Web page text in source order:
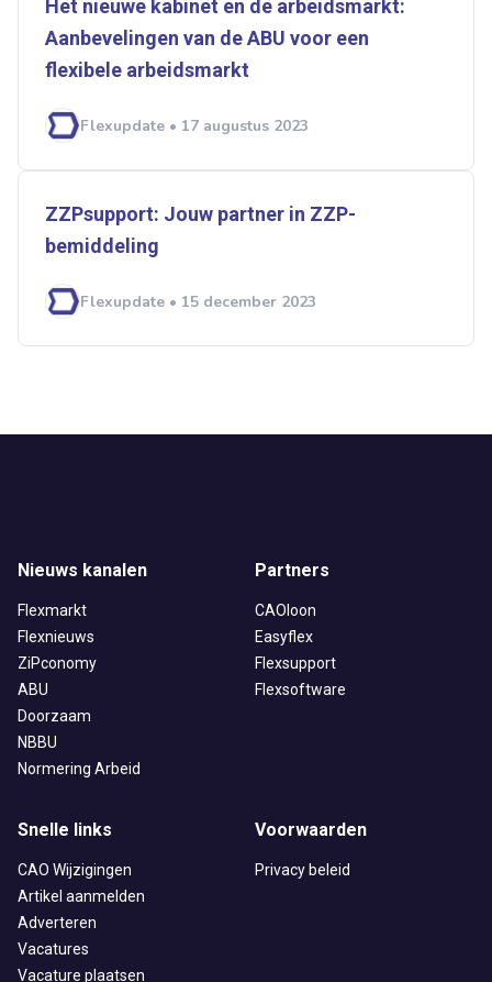
Het nieuwe kabinet en de arbeidsmarkt:
Aanbevelingen van de ABU voor een
flexibele arbeidsmarkt
Flexupdate • 17 augustus 2023
ZZPsupport: Jouw partner in ZZP-
bemiddeling
Flexupdate • 15 december 2023
Nieuws kanalen
Flexmarkt
Flexnieuws
ZiPconomy
ABU
Doorzaam
NBBU
Normering Arbeid
Partners
CAOloon
Easyflex
Flexsupport
Flexsoftware
Snelle links
CAO Wijzigingen
Artikel aanmelden
Adverteren
Vacatures
Vacature plaatsen
Voorwaarden
Privacy beleid